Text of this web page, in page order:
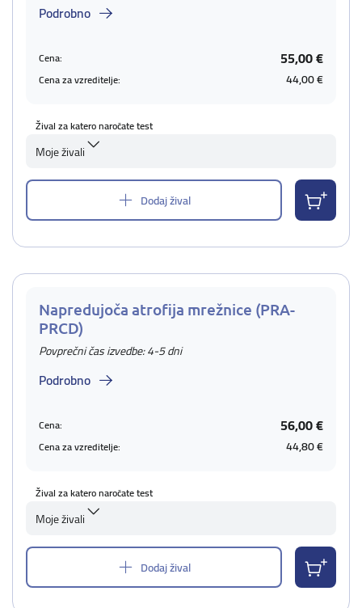
Podrobno
Cena: 55,00 €
Cena za vzreditelje: 44,00 €
Žival za katero naročate test
Moje živali
Dodaj žival
Napredujoča atrofija mrežnice (PRA-
PRCD)
Povprečni čas izvedbe: 4-5 dni
Podrobno
Cena: 56,00 €
Cena za vzreditelje: 44,80 €
Žival za katero naročate test
Moje živali
Dodaj žival